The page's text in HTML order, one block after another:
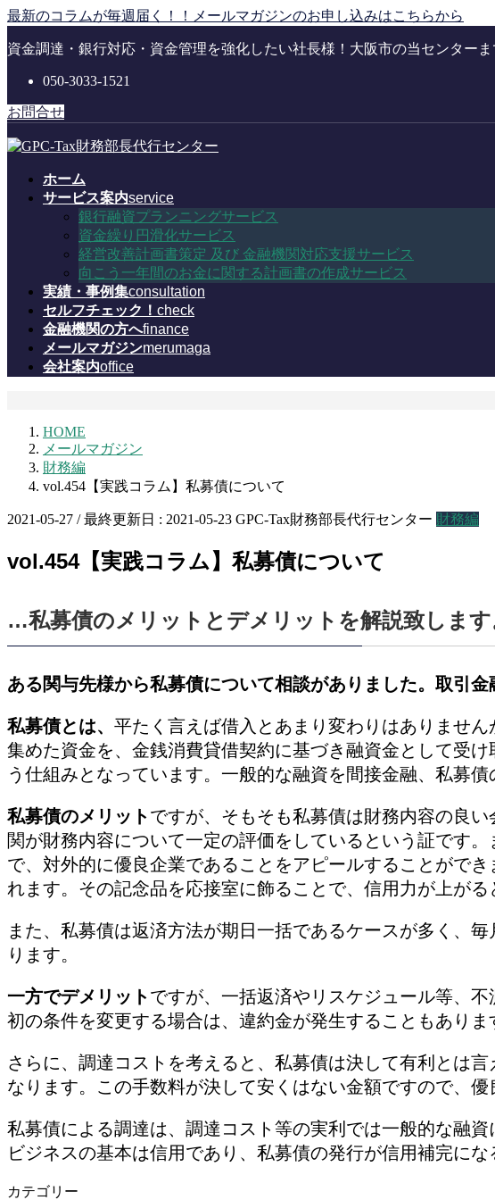
コ
テ
に
移
動
ナ
ゲ
ョ
ン
に
最新のコラムが毎週届く！！メールマガジンのお申し込みはこちらから
資金調達・銀行対応・資金管理を強化したい社長様！大阪市の当センターま
050-3033-1521
お問合せ
ホーム
サービス案内service
銀行融資プランニングサービス
資金繰り円滑化サービス
経営改善計画書策定 及び 金融機関対応支援サービス
向こう一年間のお金に関する計画書の作成サービス
実績・事例集consultation
セルフチェック！ check
金融機関の方へfinance
メールマガジンmerumaga
会社案内office
HOME
メールマガジン
財務編
vol.454【実践コラム】私募債について
2021-05-27 / 最終更新日 : 2021-05-23 GPC-Tax財務部長代行センター 財務編
vol.454【実践コラム】私募債について
…私募債のメリットとデメリットを解説致します
ある関与先様から私募債について相談がありました。取引
私募債とは、 平たく言えば借入とあまり変わりはありませ
集めた資金を、金銭消費貸借契約に基づき融資金として受
う仕組みとなっています。一般的な融資を間接金融、私募
私募債のメリットですが、そもそも私募債は財務内容の良
関が財務内容について一定の評価をしているという証です
で、対外的に優良企業であることをアピールすることがで
れます。その記念品を応接室に飾ることで、信用力が上がる
また、私募債は返済方法が期日一括であるケースが多く、
ります。
一方でデメリットですが、一括返済やリスケジュール等、
初の条件を変更する場合は、違約金が発生することもありま
さらに、調達コストを考えると、私募債は決して有利とは
なります。この手数料が決して安くはない金額ですので、
私募債による調達は、調達コスト等の実利では一般的な融
ビジネスの基本は信用であり、私募債の発行が信用補完に
カテゴリー